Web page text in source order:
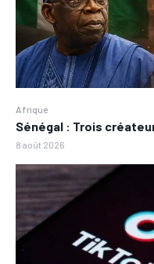
Afrique
Sénégal : Trois
8 août 2026